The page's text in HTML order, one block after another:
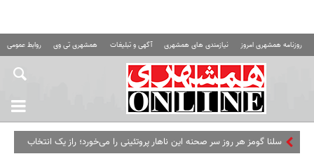
روزنامه همشهری امروز نیازمندی های همشهری آگهی و تبلیغات همشهری تی وی روابط عمومی
سلنا گومز هر روز سر صحنه این ناهار پروتئینی را می‌خورد؛ راز یک انتخاب